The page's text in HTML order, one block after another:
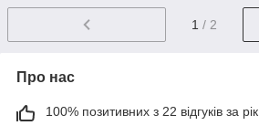
1 / 2
Про нас
100% позитивних з 22 відгуків за рік